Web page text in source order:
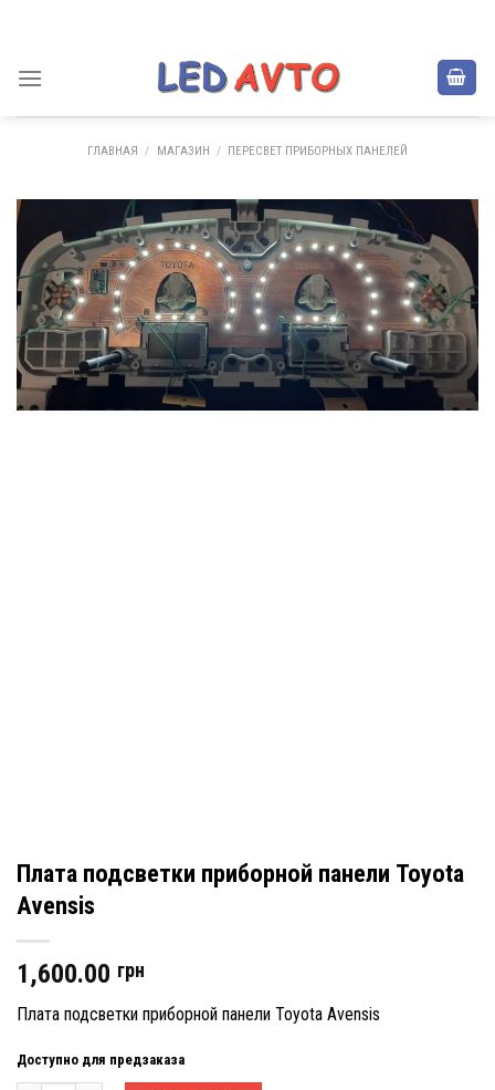
content
ГЛАВНАЯ / МАГАЗИН / ПЕРЕСВЕТ ПРИБОРНЫХ ПАНЕЛЕЙ
Плата подсветки приборной панели Toyota
Avensis
1,600.00 грн
Плата подсветки приборной панели Toyota Avensis
Доступно для предзаказа